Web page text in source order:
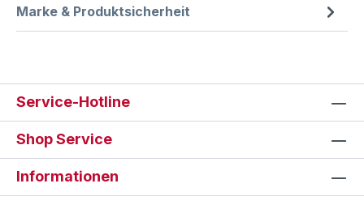
Marke & Produktsicherheit
Service-Hotline
Shop Service
Informationen